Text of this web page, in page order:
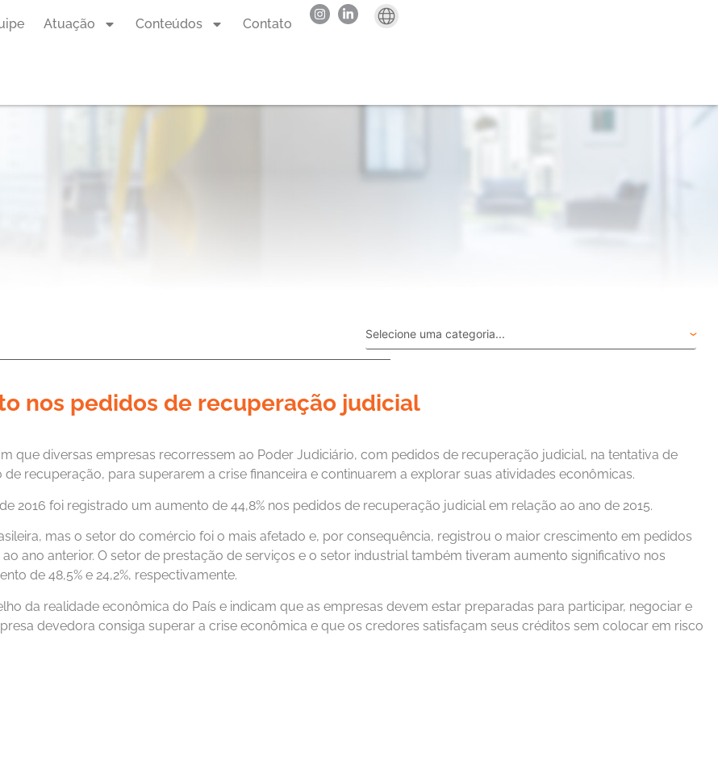
Atuação Conteúdos Contato
nos pedidos de recuperação judicial
que diversas empresas recorressem ao Poder Judiciário, com pedidos de recuperação judicial, na tentativa de
recuperação, para superarem a crise financeira e continuarem a explorar suas atividades econômicas.
2016 foi registrado um aumento de 44,8% nos pedidos de recuperação judicial em relação ao ano de 2015.
mas o setor do comércio foi o mais afetado e, por consequência, registrou o maior crescimento em pedidos
ano anterior. O setor de prestação de serviços e o setor industrial também tiveram aumento significativo nos
de 48,5% e 24,2%, respectivamente.
da realidade econômica do País e indicam que as empresas devem estar preparadas para participar, negociar e
devedora consiga superar a crise econômica e que os credores satisfaçam seus créditos sem colocar em risco